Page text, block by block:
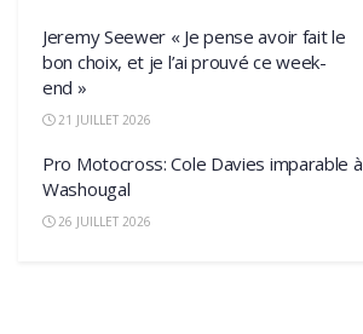
Jeremy Seewer « Je pense avoir fait le
bon choix, et je l’ai prouvé ce week-
end »
21 JUILLET 2026
Pro Motocross: Cole Davies imparable à
Washougal
26 JUILLET 2026